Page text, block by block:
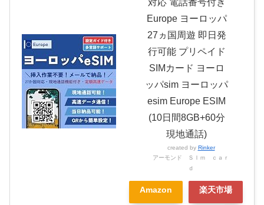
対応 電話番号付き
Europe ヨーロッパ
27ヵ国周遊 即日発
行可能 プリペイド
SIMカード ヨーロ
ッパsim ヨーロッパ
esim Europe ESIM
(10日間8GB+60分
現地通話)
created by Rinker
アーモンド ＳＩｍ ｃａｒ
ｄ
Amazon 楽天市場